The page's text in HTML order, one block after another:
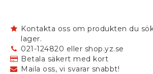
Kontakta oss om produkten du
lager.
021-124820 eller shop.yz.se
Betala säkert med kort
Maila oss, vi svarar snabbt!